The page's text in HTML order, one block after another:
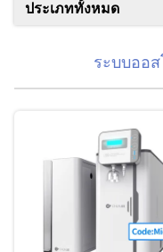
ประเภททั้งหมด
ระบบออ